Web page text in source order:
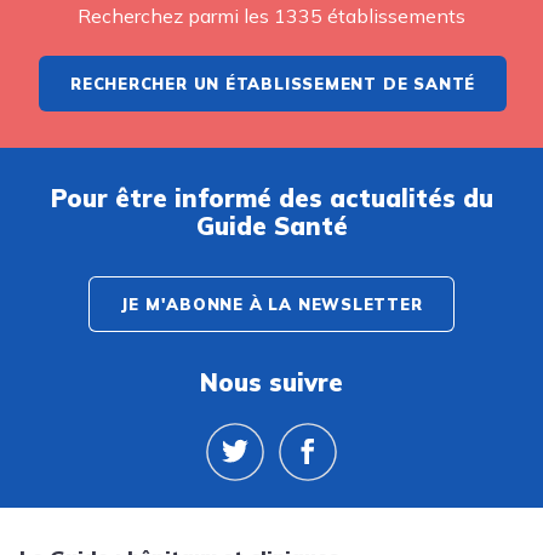
Recherchez parmi les 1335 établissements
RECHERCHER UN ÉTABLISSEMENT DE SANTÉ
Pour être informé des actualités du
Guide Santé
JE M'ABONNE À LA NEWSLETTER
Nous suivre